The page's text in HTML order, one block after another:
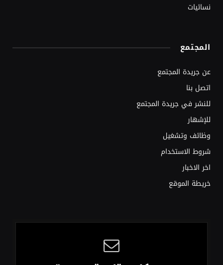
نسائيات
المجتمع
عن جريدة المجتمع
اتصل بنا
للنشر في جريدة المجتمع
للإشهار
وظائف وتشغيل
شروط الاستخدام
اخر الاخبار
خريطة الموقع